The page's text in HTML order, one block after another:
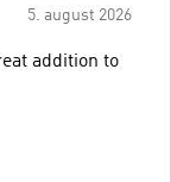
5. august 2026